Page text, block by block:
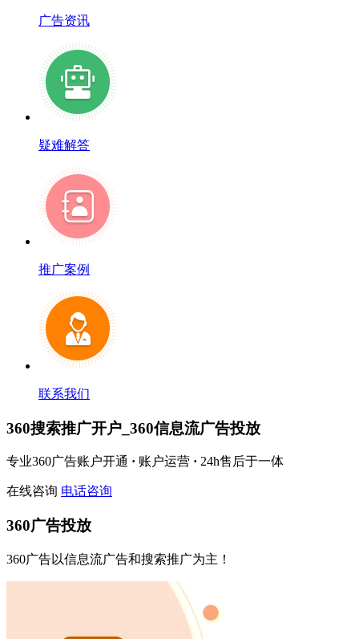
广告资讯
疑难解答
推广案例
联系我们
360搜索推广开户_360信息流广告投放
专业360广告账户开通 · 账户运营 · 24h售后于一体
在线咨询 电话咨询
360广告投放
360广告以信息流广告和搜索推广为主！